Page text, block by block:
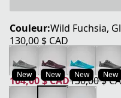
Couleur:Wild Fuchsia,
130,00 $ CAD
prix actuel 130,00 $ CAD
New New New New
104,00 $ CAD
prix actuel 104,00 $ CAD
130,00 $
prix original 130,00 $